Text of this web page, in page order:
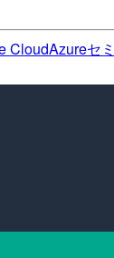
CloudAzureセ